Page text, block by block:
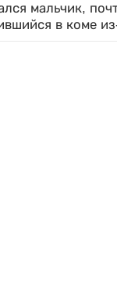
мальчик,
в коме